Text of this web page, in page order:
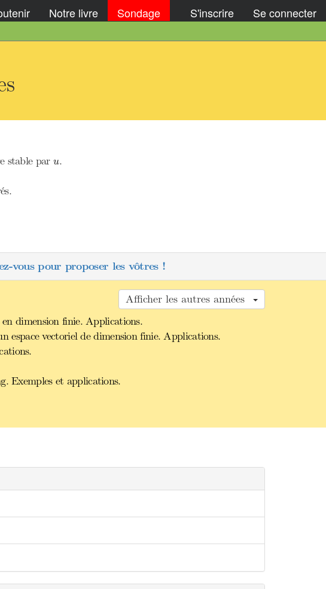
Notre livre Sondage S'inscrire Se connecter
stable par u
u.
vous pour proposer les vôtres !
Afficher les autres années
dimension finie. Applications.
espace vectoriel de dimension finie. Applications.
Exemples et applications.